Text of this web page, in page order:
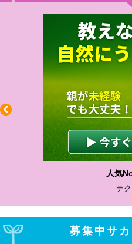
人気
テ
募集中サ